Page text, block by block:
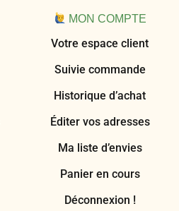
MON COMPTE
Votre espace client
Suivie commande
Historique d’achat
Éditer vos adresses
Ma liste d’envies
Panier en cours
Déconnexion !